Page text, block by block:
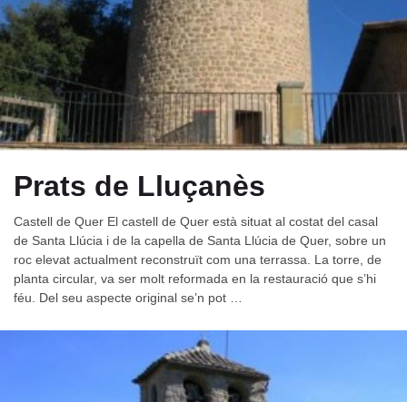
Prats de Lluçanès
Castell de Quer El castell de Quer està situat al costat del casal
de Santa Llúcia i de la capella de Santa Llúcia de Quer, sobre un
roc elevat actualment reconstruït com una terrassa. La torre, de
planta circular, va ser molt reformada en la restauració que s’hi
féu. Del seu aspecte original se’n pot …